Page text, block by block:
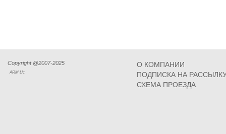
Copyright @2007-2025
ARM Llc
О КОМПАНИИ
ПОДПИСКА НА
СХЕМА ПРОЕЗДА